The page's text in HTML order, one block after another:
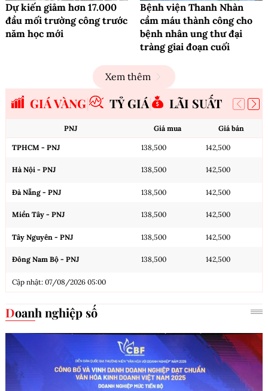
Dự kiến giảm hơn 17.000
đầu mối trường công trước
năm học mới
Bệnh viện Thanh Nhàn
cầm máu thành công cho
bệnh nhân ung thư đại
tràng giai đoạn cuối
Xem thêm
GIÁ VÀNG TỶ GIÁ LÃI SUẤT
PNJ Giá mua Giá bán
TPHCM - PNJ 138,500 142,500
Hà Nội - PNJ 138,500 142,500
Đà Nẵng - PNJ 138,500 142,500
Miền Tây - PNJ 138,500 142,500
Tây Nguyên - PNJ 138,500 142,500
Đông Nam Bộ - PNJ 138,500 142,500
Cập nhật: 07/08/2026 05:00
Doanh nghiệp số